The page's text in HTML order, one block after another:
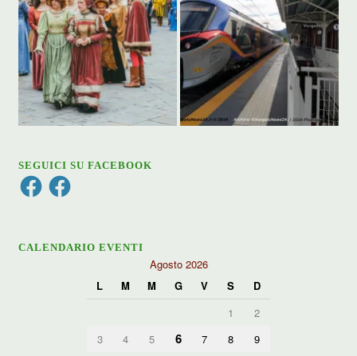
SEGUICI SU FACEBOOK
FacebookFacebook
CALENDARIO EVENTI
Agosto 2026
L
M M G V S
D
1
2
3
4 5 6 7 8
9